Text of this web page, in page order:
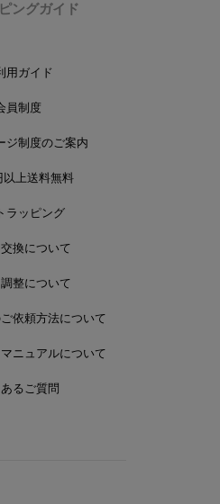
ングガイド
用ガイド
員制度
ジ制度のご案内
以上送料無料
ラッピング
換について
整について
依頼方法について
ニュアルについて
るご質問